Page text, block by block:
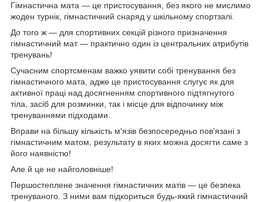
Гімнастична мата — це пристосування, без якого не мислимо
жоден турнік, гімнастичний снаряд у шкільному спортзалі.
До того ж — для спортивних секцій різного призначення
гімнастичний мат — практично один із центральних атрибутів
тренувань!
Сучасним спортсменам важко уявити собі тренування без
гімнастичного мата, адже це пристосування слугує як для
активної праці над досягненням спортивного підтягнутого
тіла, засіб для розминки, так і місце для відпочинку між
тренуваннями підходами.
Вправи на більшу кількість м'язів безпосередньо пов'язані з
гімнастичним матом, результату в яких можна досягти саме з
його наявністю!
Але й це не найголовніше!
Першостеплене значення гімнастичних матів — це безпека
тренуваного. З ними вам підкориться будь-який гімнастичний